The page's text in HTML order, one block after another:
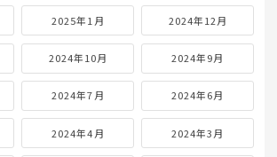
2025年1月 2024年12月
2024年10月 2024年9月
2024年7月 2024年6月
2024年4月 2024年3月